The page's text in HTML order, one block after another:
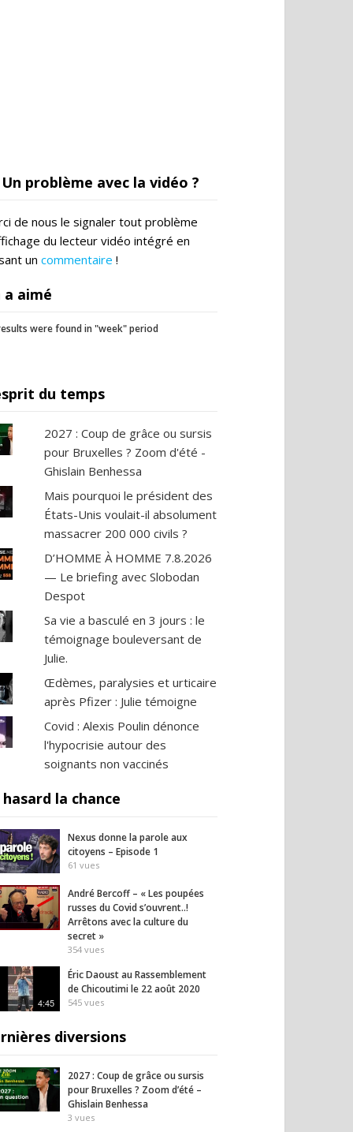
Alexis Poulin
Pressions des
Un problème avec la vidéo ?
de nous le signaler tout problème
du lecteur vidéo intégré en
un commentaire !
a aimé
were found in "week" period
du temps
2027 : Coup de grâce ou sursis
pour Bruxelles ? Zoom d'été -
Ghislain Benhessa
Mais pourquoi le président des
États-Unis voulait-il absolument
massacrer 200 000 civils ?
D’HOMME À HOMME 7.8.2026
— Le briefing avec Slobodan
Despot
Sa vie a basculé en 3 jours : le
témoignage bouleversant de
Julie.
Œdèmes, paralysies et urticaire
après Pfizer : Julie témoigne
Covid : Alexis Poulin dénonce
l'hypocrisie autour des
soignants non vaccinés
hasard la chance
Nexus donne la parole aux
citoyens – Episode 1
61 vues
André Bercoff – « Les poupées
russes du Covid s’ouvrent..!
Arrêtons avec la culture du
secret »
354 vues
4:45
Éric Daoust au Rassemblement
de Chicoutimi le 22 août 2020
545 vues
diversions
2027 : Coup de grâce ou sursis
pour Bruxelles ? Zoom d’été –
Ghislain Benhessa
3 vues